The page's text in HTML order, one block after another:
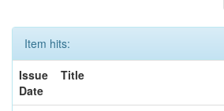
Item hits:
Issue
Date
Title